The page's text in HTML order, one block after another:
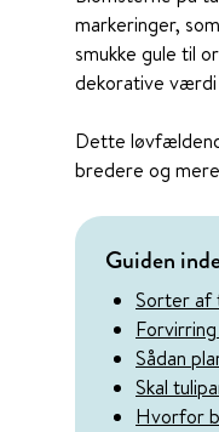
markeringer,
smukke gule til
dekorative
Dette
bredere og
Guiden
Sorter
Sådan
Skal
Hvorfor